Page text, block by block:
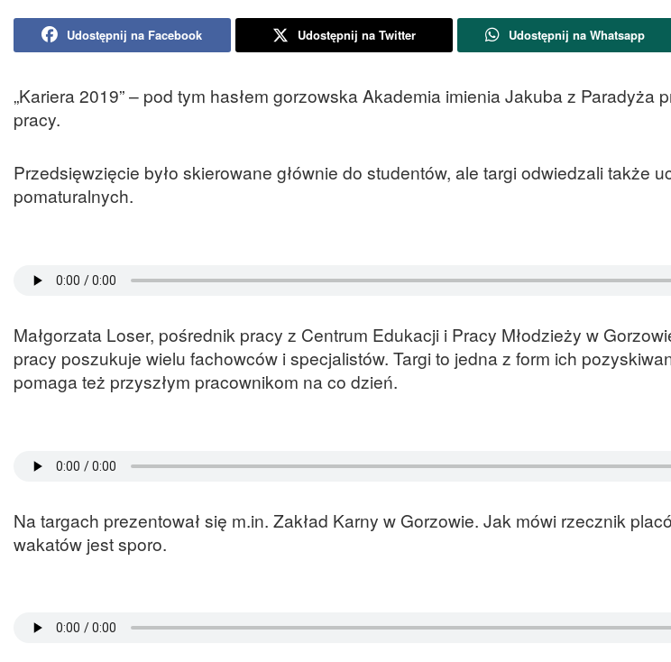
Udostępnij na Facebook Udostępnij na Twitter Udostępnij na Whatsapp
„Kariera 2019” – pod tym hasłem gorzowska Akademia imienia Jakuba z Paradyża
pracy.
Przedsięwzięcie było skierowane głównie do studentów, ale targi odwiedzali także
pomaturalnych.
Małgorzata Loser, pośrednik pracy z Centrum Edukacji i Pracy Młodzieży w
pracy poszukuje wielu fachowców i specjalistów. Targi to jedna z form ich
pomaga też przyszłym pracownikom na co dzień.
Na targach prezentował się m.in. Zakład Karny w Gorzowie. Jak mówi rzecznik
wakatów jest sporo.